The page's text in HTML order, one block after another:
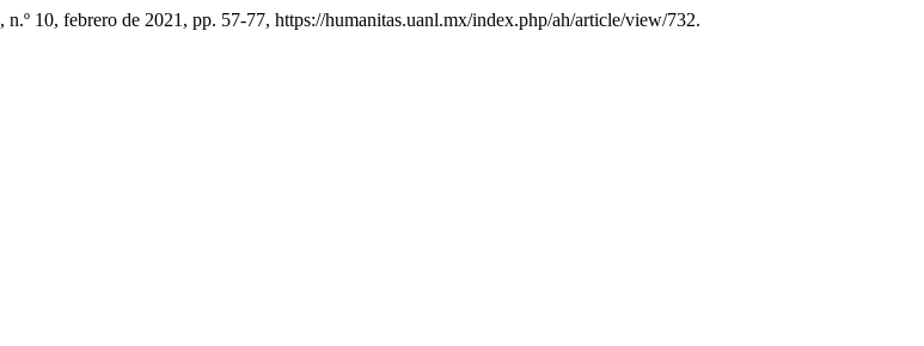
, n.º 10, febrero de 2021, pp. 57-77, https://humanitas.uanl.mx/index.php/ah/article/view/732.